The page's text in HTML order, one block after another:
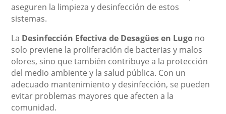
aseguren la limpieza y desinfección de estos
sistemas.
La Desinfección Efectiva de Desagües en Lugo no
solo previene la proliferación de bacterias y malos
olores, sino que también contribuye a la protección
del medio ambiente y la salud pública. Con un
adecuado mantenimiento y desinfección, se pueden
evitar problemas mayores que afecten a la
comunidad.